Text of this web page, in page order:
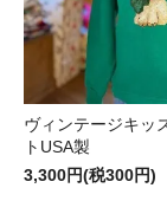
ヴィンテージキッ
トUSA製
3,300円(税300円)